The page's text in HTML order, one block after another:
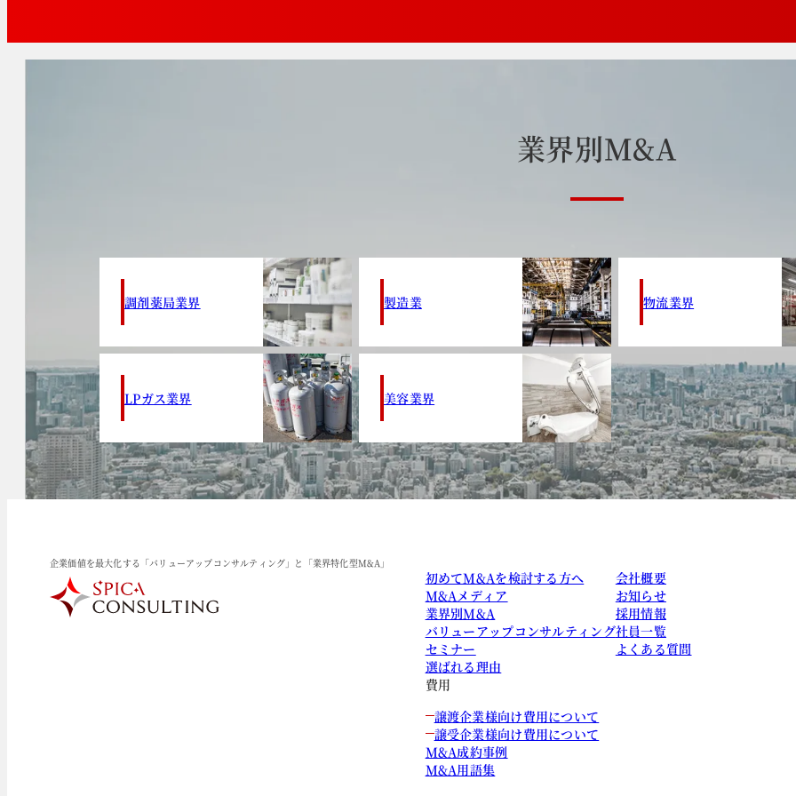
業界別M&A
調剤薬局業界 製造業 物流業界
LPガス業界 美容業界
企業価値を最大化する「バリューアップコンサルティング」と「業界特化型M&A」
初めてM&Aを検討する方へ
M&Aメディア
業界別M&A
バリューアップコンサルティング
セミナー
選ばれる理由
費用
譲渡企業様向け費用について
譲受企業様向け費用について
M&A成約事例
M&A用語集
会社概要
お知らせ
採用情報
社員一覧
よくある質問